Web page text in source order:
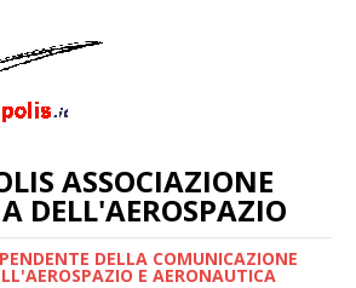
ASSOCIAZIONE
DELL'AEROSPAZIO
DELLA COMUNICAZIONE
E AERONAUTICA